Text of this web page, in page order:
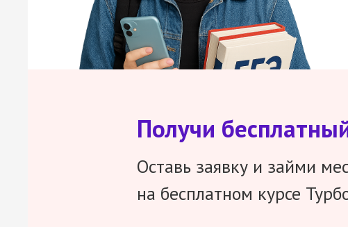
Получи
Оставь заявку и займи
на бесплатном курсе